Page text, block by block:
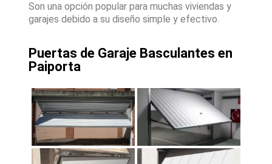
Son una opción popular para muchas viviendas y
garajes debido a su diseño simple y efectivo.
Puertas de Garaje Basculantes en
Paiporta